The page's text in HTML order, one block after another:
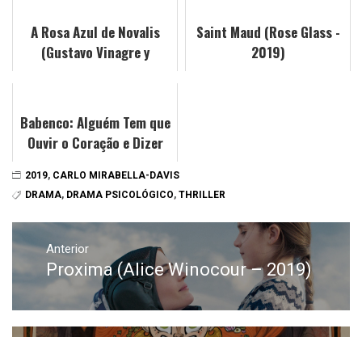
A Rosa Azul de Novalis
(Gustavo Vinagre y
Saint Maud (Rose Glass -
2019)
Babenco: Alguém Tem que
Ouvir o Coração e Dizer
2019)
2019, CARLO MIRABELLA-DAVIS
DRAMA, DRAMA PSICOLÓGICO, THRILLER
Navegación
de
entradas
Anterior
Entrada
anterior:
Proxima (Alice Winocour – 2019)